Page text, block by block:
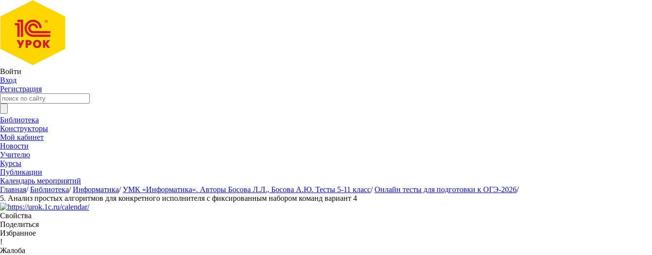
Войти
Вход
Регистрация
Библиотека
Конструкторы
Мой кабинет
Новости
Учителю
Курсы
Публикации
Календарь мероприятий
Главная/ Библиотека/ Информатика/ УМК «Информатика». Авторы Босова Л.Л., Босова А.Ю. Тесты 5-11 класс/ Онлайн тесты для подготовки к ОГЭ-2026/
5. Анализ простых алгоритмов для конкретного исполнителя с фиксированным набором команд вариант 4
Свойства
Поделиться
Избранное
!
Жалоба